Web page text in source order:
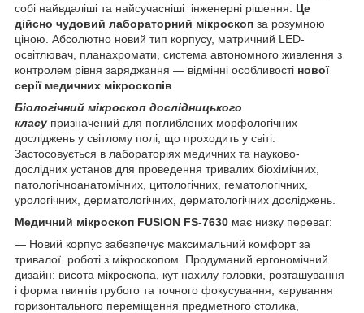
собі найвдаліші та найсучасніші інженерні рішення. Це
дійсно чудовий лабораторний мікроскоп за розумною
ціною. Абсолютно новий тип корпусу, матричний LED-
освітлювач, планахромати, система автономного живлення з
контролем рівня заряджання — відмінні особливості нової
серії медичних мікроскопів
Біологічний мікроскоп дослідницького
класу призначений для поглиблених морфологічних
досліджень у світлому полі, що проходить у світі.
Застосовується в лабораторіях медичних та науково-
дослідних установ для проведення тривалих біохімічних,
патологічноанатомічних, цитологічних, гематологічних,
урологічних, дерматологічних, дерматологічних досліджень.
Медичний мікроскоп FUSION FS-7630 має низку переваг:
— Новий корпус забезпечує максимальний комфорт за
тривалої роботі з мікроскопом. Продуманий ергономічний
дизайн: висота мікроскопа, кут нахилу головки, розташування
і форма гвинтів грубого та точного фокусування, керування
горизонтального переміщення предметного столика,